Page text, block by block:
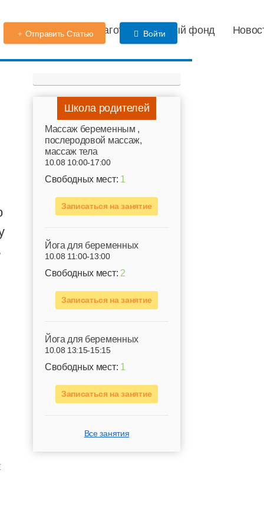
Детский сад Благотворительный фонд
Отправить Статью Войти
Школа родителей
Mассаж беременным ,
послеродовой массаж,
массаж тела
10.08 10:00-17:00
Свободных мест: 1
Записаться на занятие
Йога для беременных
10.08 11:00-13:00
Свободных мест: 2
Записаться на занятие
Йога для беременных
10.08 13:15-15:15
Свободных мест: 1
Записаться на занятие
Все занятия